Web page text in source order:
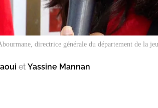
directrice générale du département de la
et Yassine Mannan